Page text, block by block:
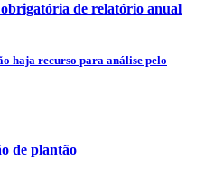
de relatório anual
haja recurso para análise pelo
de plantão